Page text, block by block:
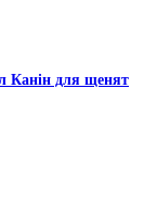
Канін для щенят